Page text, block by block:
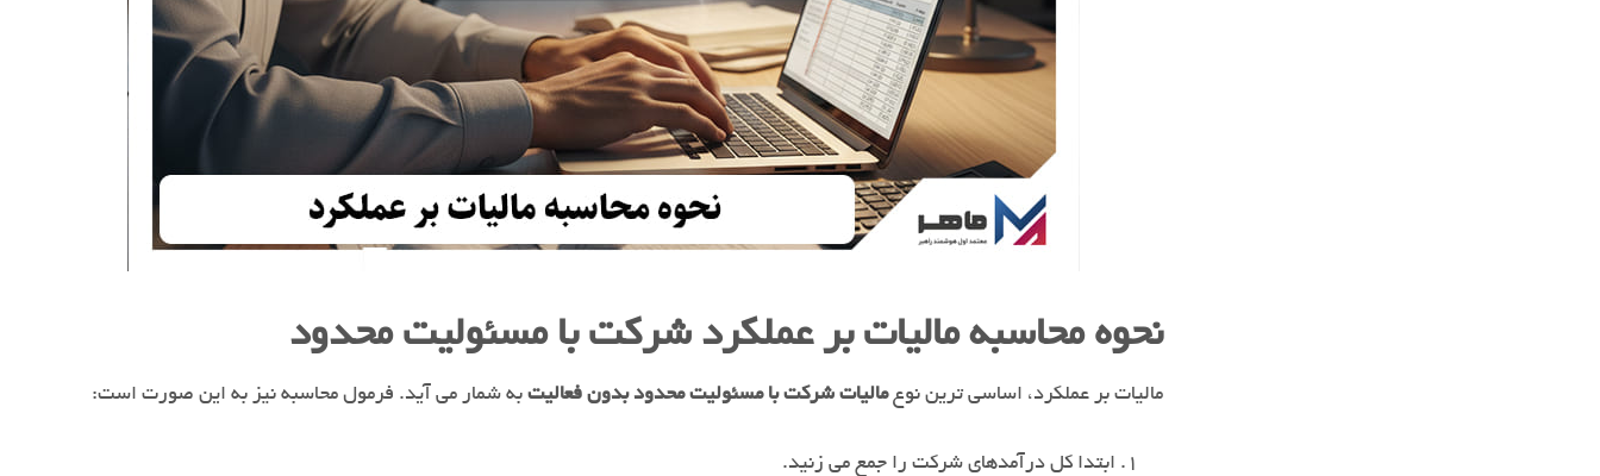
نحوه محاسبه مالیات بر عملکرد شرکت با مسئولیت محدود
مالیات بر عملکرد، اساسی ترین نوعمالیات شرکت با مسئولیت محدود بدون فعالیت به شمار می آید. فرمول محاسبه نیز به این صورت است:
ابتدا کل درآمدهای شرکت را جمع می زنید.